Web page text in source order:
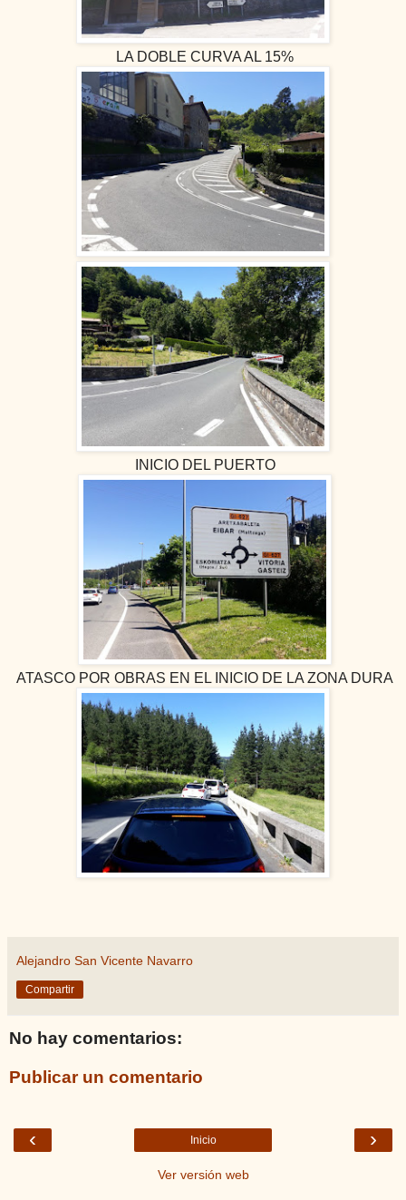
LA DOBLE CURVA AL 15%
INICIO DEL PUERTO
ATASCO POR OBRAS EN EL INICIO DE LA ZONA DURA
Alejandro San Vicente Navarro
Compartir
No hay comentarios:
Publicar un comentario
‹ ›
Inicio
Ver versión web